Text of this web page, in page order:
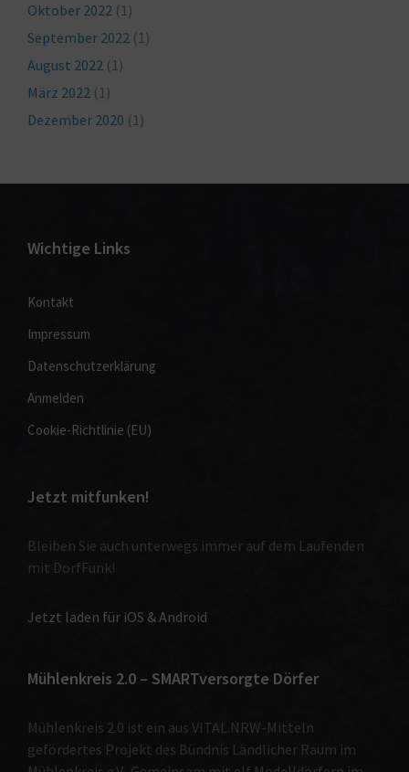
Oktober 2022 (1)
September 2022 (1)
August 2022 (1)
März 2022 (1)
Dezember 2020 (1)
Wichtige Links
Kontakt
Impressum
Datenschutzerklärung
Anmelden
Cookie-Richtlinie (EU)
Jetzt mitfunken!
Bleiben Sie auch unterwegs immer auf dem Laufenden
mit DorfFunk!
Jetzt laden für iOS & Android
Mühlenkreis 2.0 – SMARTversorgte Dörfer
Mühlenkreis 2.0 ist ein aus VITAL.NRW-Mitteln
gefördertes Projekt des Bündnis Ländlicher Raum im